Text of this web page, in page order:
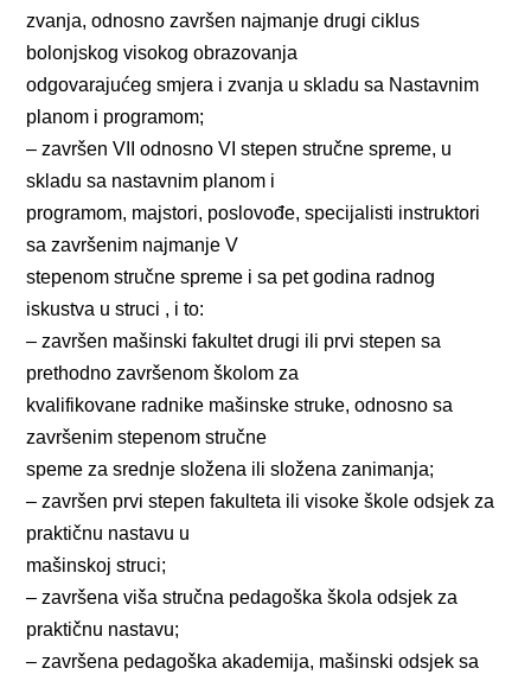
zvanja, odnosno završen najmanje drugi ciklus
bolonjskog visokog obrazovanja
odgovarajućeg smjera i zvanja u skladu sa Nastavnim
planom i programom;
– završen VII odnosno VI stepen stručne spreme, u
skladu sa nastavnim planom i
programom, majstori, poslovođe, specijalisti instruktori
sa završenim najmanje V
stepenom stručne spreme i sa pet godina radnog
iskustva u struci , i to:
– završen mašinski fakultet drugi ili prvi stepen sa
prethodno završenom školom za
kvalifikovane radnike mašinske struke, odnosno sa
završenim stepenom stručne
speme za srednje složena ili složena zanimanja;
– završen prvi stepen fakulteta ili visoke škole odsjek za
praktičnu nastavu u
mašinskoj struci;
– završena viša stručna pedagoška škola odsjek za
praktičnu nastavu;
– završena pedagoška akademija, mašinski odsjek sa